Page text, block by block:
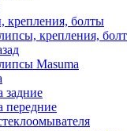
крепления, болты
крепления,
Masuma
задние
передние